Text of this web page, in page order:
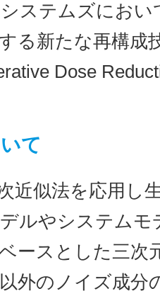
ステムズにお
る新たな再構成
Dose
て
近似法を応用し
ルやシステムモ
ースとした三次
外のノイズ成分